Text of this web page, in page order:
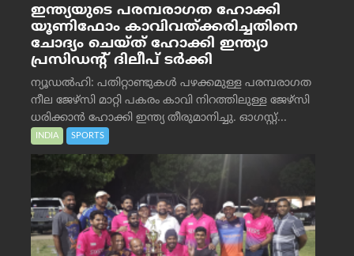
ഇന്ത്യയുടെ പരമ്പരാഗത ഹോക്കി
യൂണിഫോം കാവിവത്ക്കരിച്ചതിനെ
ചോദ്യം ചെയ്ത് ഹോക്കി ഇന്ത്യാ
പ്രസിഡന്റ് ദിലീപ് ടര്‍ക്കി
ന്യൂഡൽഹി: പതിറ്റാണ്ടുകൾ പഴക്കമുള്ള പരമ്പരാഗത
നീല ജേഴ്‌സി മാറ്റി പകരം കാവി നിറത്തിലുള്ള ജേഴ്‌സി
ധരിക്കാൻ ഹോക്കി ഇന്ത്യ തീരുമാനിച്ചു. ഓഗസ്റ്റ്...
INDIA SPORTS